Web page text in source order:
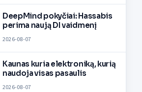
DeepMind pokyčiai: Hassabis
perima naują DI vaidmenį
2026-08-07
Kaunas kuria elektroniką, kurią
naudoja visas pasaulis
2026-08-07